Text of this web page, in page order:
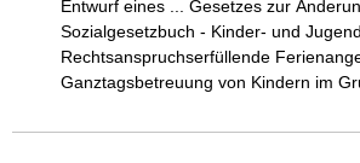
Entwurf eines ... Gesetzes zur
Sozialgesetzbuch - Kinder- und
Rechtsanspruchserfüllende
Ganztagsbetreuung von Kindern im